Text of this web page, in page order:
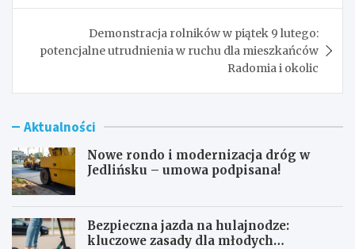
Demonstracja rolników w piątek 9 lutego:
potencjalne utrudnienia w ruchu dla mieszkańców
Radomia i okolic
Aktualności
Nowe rondo i modernizacja dróg w
Jedlińsku – umowa podpisana!
Bezpieczna jazda na hulajnodze:
kluczowe zasady dla młodych